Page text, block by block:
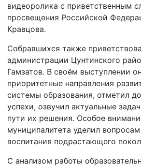
видеоролика с приветственным
просвещения Российской
Кравцова.
Собравшихся также
администрации Цунтинского
Гамзатов. В своём выступлении
приоритетные направления
системы образования, отметил
успехи, озвучил актуальные
пути их решения. Особое
муниципалитета уделил
воспитания подрастающего
С анализом работы